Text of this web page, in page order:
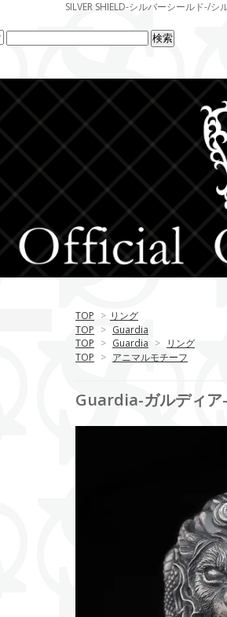
SILVER SHIELD-シルバーシールド-/
TOP > リング
TOP > Guardia
TOP > Guardia > リング
TOP > アニマルモチーフ
Guardia-ガルディ